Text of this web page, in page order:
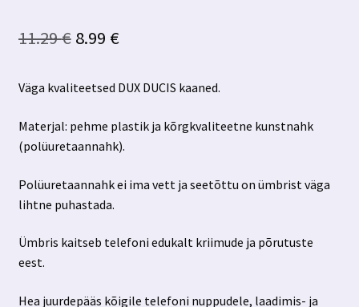
11.29€ Algne
oli:
11.29 €.
8.99 €Praegune
on:
8.99 €.
Väga kvaliteetsed DUX DUCIS kaaned.
Materjal: pehme plastik ja kõrgkvaliteetne kunstnahk
(polüuretaannahk).
Polüuretaannahk ei ima vett ja seetõttu on ümbrist väga
lihtne puhastada.
Ümbris kaitseb telefoni edukalt kriimude ja põrutuste
eest.
Hea juurdepääs kõigile telefoni nuppudele, laadimis- ja